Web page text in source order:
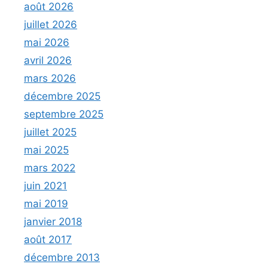
août 2026
juillet 2026
mai 2026
avril 2026
mars 2026
décembre 2025
septembre 2025
juillet 2025
mai 2025
mars 2022
juin 2021
mai 2019
janvier 2018
août 2017
décembre 2013